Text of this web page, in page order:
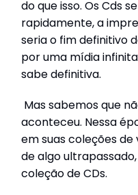
do que isso. Os Cds
rapidamente, a
seria o fim definitivo
por uma mídia
sabe definitiva.
Mas sabemos que
aconteceu. Nessa
em suas coleções
de algo
coleção de CDs.